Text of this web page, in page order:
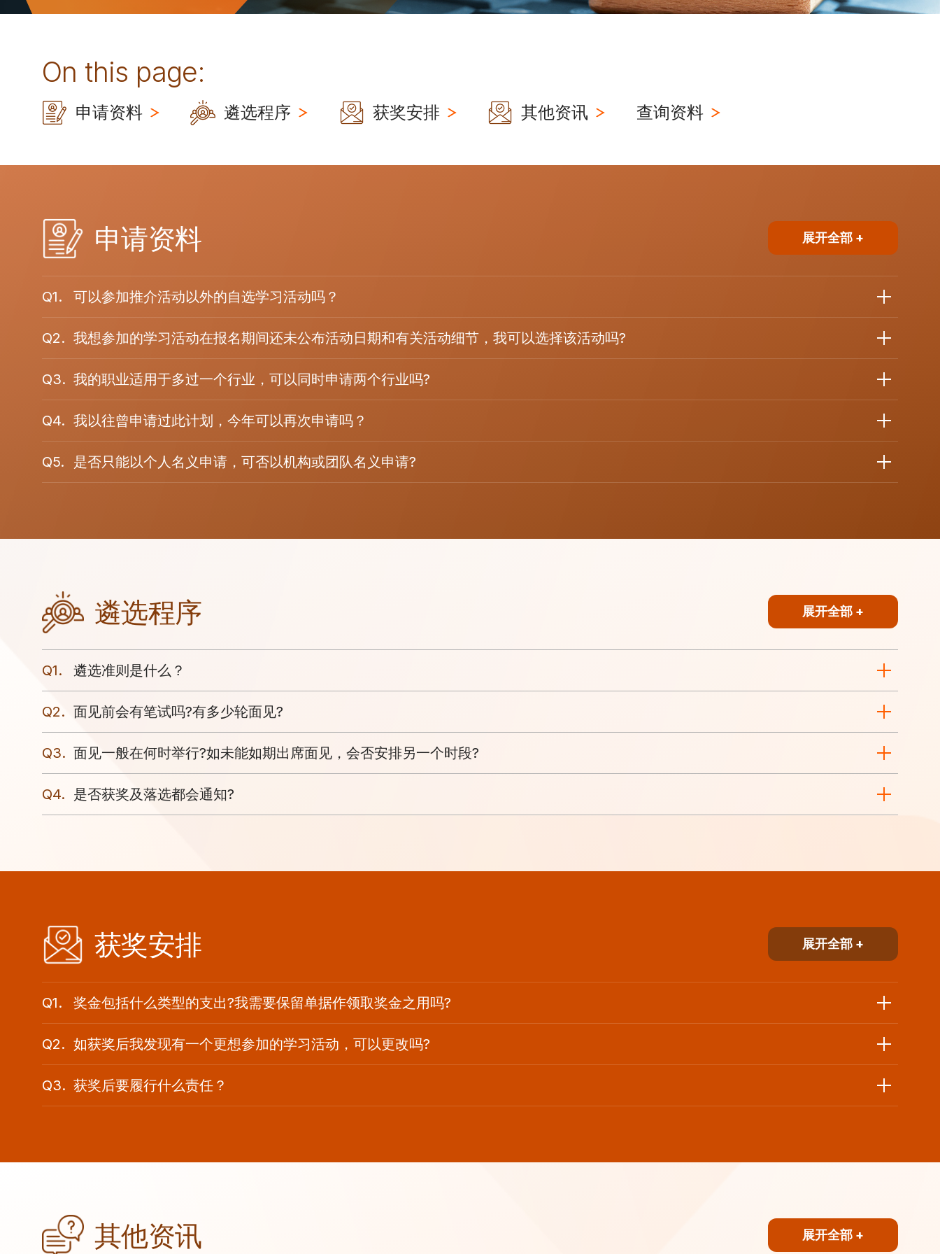
On this page:
申请资料 遴选程序 获奖安排 其他资讯 查询资料
申请资料 展开全部 +
Q1. 可以参加推介活动以外的自选学习活动吗？
Q2. 我想参加的学习活动在报名期间还未公布活动日期和有关活动细节，我可以选择该活动吗?
Q3. 我的职业适用于多过一个行业，可以同时申请两个行业吗?
Q4. 我以往曾申请过此计划，今年可以再次申请吗？
Q5. 是否只能以个人名义申请，可否以机构或团队名义申请?
遴选程序 展开全部 +
Q1. 遴选准则是什么？
Q2. 面见前会有笔试吗?有多少轮面见?
Q3. 面见一般在何时举行?如未能如期出席面见，会否安排另一个时段?
Q4. 是否获奖及落选都会通知?
获奖安排 展开全部 +
Q1. 奖金包括什么类型的支出?我需要保留单据作领取奖金之用吗?
Q2. 如获奖后我发现有一个更想参加的学习活动，可以更改吗?
Q3. 获奖后要履行什么责任？
其他资讯 展开全部 +